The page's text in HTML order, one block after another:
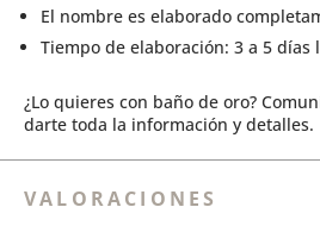
El nombre es elaborado
Tiempo de elaboración: 3 a 5 días
¿Lo quieres con baño de oro?
darte toda la información y detalles.
VALORACIONES